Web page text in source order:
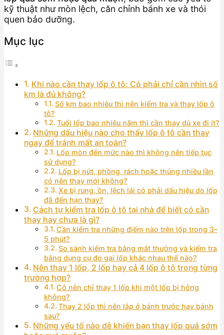
kỹ thuật như mòn lệch, căn chỉnh bánh xe và thói
quen bảo dưỡng.
Mục lục
Khi nào cần thay lốp ô tô: Có phải chỉ cần nhìn số
km là đủ không?
Số km bao nhiêu thì nên kiểm tra và thay lốp ô
tô?
Tuổi lốp bao nhiêu năm thì cần thay dù xe đi ít?
Những dấu hiệu nào cho thấy lốp ô tô cần thay
ngay để tránh mất an toàn?
Lốp mòn đến mức nào thì không nên tiếp tục
sử dụng?
Lốp bị nứt, phồng, rách hoặc thủng nhiều lần
có nên thay mới không?
Xe bị rung, ồn, lệch lái có phải dấu hiệu do lốp
đã đến hạn thay?
Cách tự kiểm tra lốp ô tô tại nhà để biết có cần
thay hay chưa là gì?
Cần kiểm tra những điểm nào trên lốp trong 3–
5 phút?
So sánh kiểm tra bằng mắt thường và kiểm tra
bằng dụng cụ đo gai lốp khác nhau thế nào?
Nên thay 1 lốp, 2 lốp hay cả 4 lốp ô tô trong từng
trường hợp?
Có nên chỉ thay 1 lốp khi một lốp bị hỏng
không?
Thay 2 lốp thì nên lắp ở bánh trước hay bánh
sau?
Những yếu tố nào dễ khiến bạn thay lốp quá sớm